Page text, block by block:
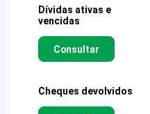
Dívidas ativas e
vencidas
Consultar
Cheques devolvidos